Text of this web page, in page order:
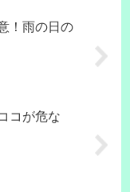
！雨の日の
コが危な